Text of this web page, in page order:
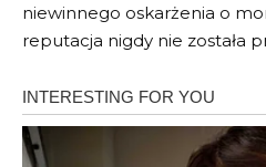
niewinnego oskarżenia o
reputacja nigdy nie została